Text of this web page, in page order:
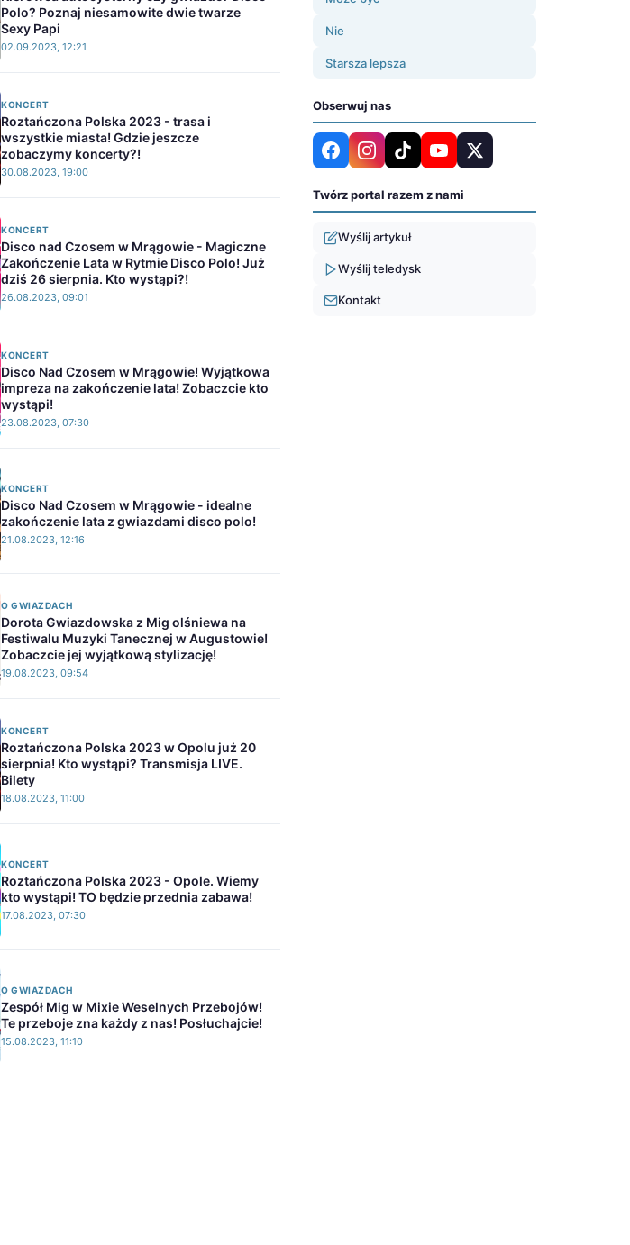
Polo? Poznaj niesamowite dwie twarze
Sexy Papi
02.09.2023, 12:21
KONCERT
Roztańczona Polska 2023 - trasa i
wszystkie miasta! Gdzie jeszcze
zobaczymy koncerty?!
30.08.2023, 19:00
KONCERT
Disco nad Czosem w Mrągowie - Magiczne
Zakończenie Lata w Rytmie Disco Polo! Już
dziś 26 sierpnia. Kto wystąpi?!
26.08.2023, 09:01
KONCERT
Disco Nad Czosem w Mrągowie! Wyjątkowa
impreza na zakończenie lata! Zobaczcie kto
wystąpi!
23.08.2023, 07:30
KONCERT
Disco Nad Czosem w Mrągowie - idealne
zakończenie lata z gwiazdami disco polo!
21.08.2023, 12:16
O GWIAZDACH
Dorota Gwiazdowska z Mig olśniewa na
Festiwalu Muzyki Tanecznej w Augustowie!
Zobaczcie jej wyjątkową stylizację!
19.08.2023, 09:54
KONCERT
Roztańczona Polska 2023 w Opolu już 20
sierpnia! Kto wystąpi? Transmisja LIVE.
Bilety
18.08.2023, 11:00
KONCERT
Roztańczona Polska 2023 - Opole. Wiemy
kto wystąpi! TO będzie przednia zabawa!
17.08.2023, 07:30
O GWIAZDACH
Zespół Mig w Mixie Weselnych Przebojów!
Te przeboje zna każdy z nas! Posłuchajcie!
15.08.2023, 11:10
Nie
Starsza lepsza
Obserwuj nas
Twórz portal razem z nami
Wyślij artykuł
Wyślij teledysk
Kontakt